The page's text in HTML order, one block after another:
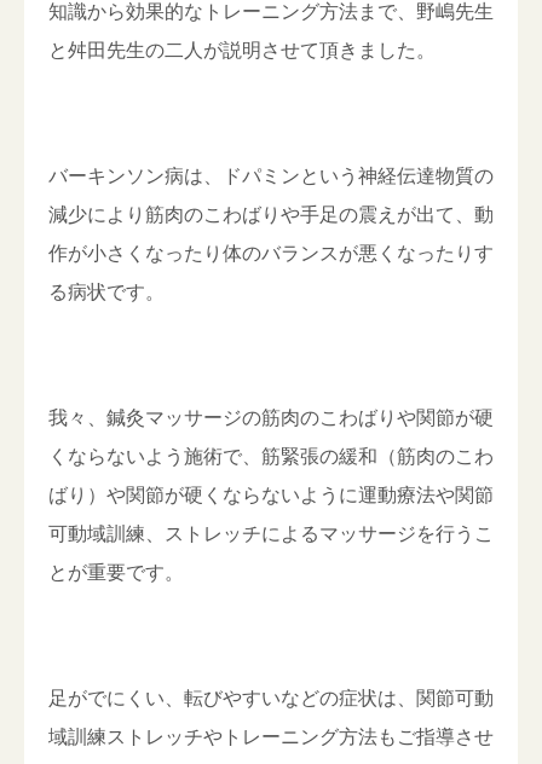
知識から効果的なトレーニング方法まで、野嶋先生
と舛田先生の二人が説明させて頂きました。
バーキンソン病は、ドパミンという神経伝達物質の
減少により筋肉のこわばりや手足の震えが出て、動
作が小さくなったり体のバランスが悪くなったりす
る病状です。
我々、鍼灸マッサージの筋肉のこわばりや関節が硬
くならないよう施術で、筋緊張の緩和（筋肉のこわ
ばり）や関節が硬くならないように運動療法や関節
可動域訓練、ストレッチによるマッサージを行うこ
とが重要です。
足がでにくい、転びやすいなどの症状は、関節可動
域訓練ストレッチやトレーニング方法もご指導させ